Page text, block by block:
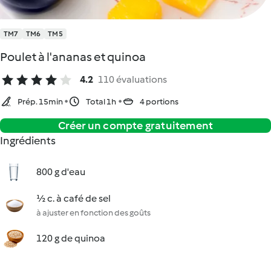
TM7 TM6 TM5
Poulet à l'ananas et quinoa
4.2 110 évaluations
Prép. 15min Total 1h 4 portions
Créer un compte gratuitement
Ingrédients
800 g d'eau
½ c. à café de sel
à ajuster en fonction des goûts
120 g de quinoa